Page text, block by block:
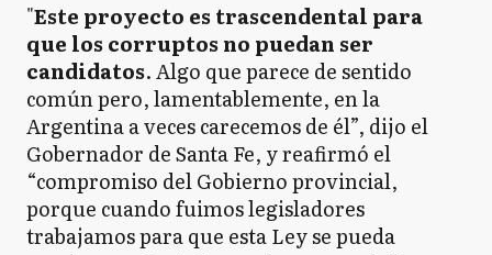
"Este proyecto es trascendental para
que los corruptos no puedan ser
candidatos. Algo que parece de sentido
común pero, lamentablemente, en la
Argentina a veces carecemos de él”, dijo el
Gobernador de Santa Fe, y reafirmó el
“compromiso del Gobierno provincial,
porque cuando fuimos legisladores
trabajamos para que esta Ley se pueda